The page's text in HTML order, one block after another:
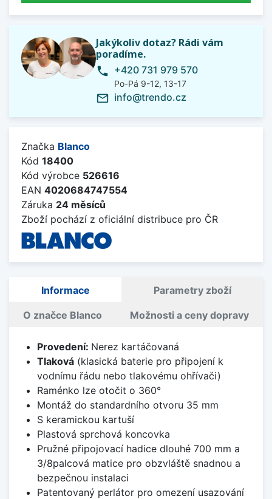
Jakýkoliv dotaz? Rádi vám
poradíme.
phone +420 731 979 570
Po-Pá 9-12, 13-17
mail_outline info@trendo.cz
Značka Blanco
Kód 18400
Kód výrobce 526616
EAN 4020684747554
Záruka 24 měsíců
Zboží pochází z oficiální distribuce pro ČR
Informace Parametry zboží
O značce Blanco Možnosti a ceny dopravy
Provedení: Nerez kartáčovaná
Tlaková(klasická baterie pro připojení k
vodnímu řádu nebo tlakovému ohřívači)
Raménko lze otočit o 360°
Montáž do standardního otvoru 35 mm
S keramickou kartuší
Plastová sprchová koncovka
Pružné připojovací hadice dlouhé 700 mm a
3/8palcová matice pro obzvláště snadnou a
bezpečnou instalaci
Patentovaný perlátor pro omezení usazování